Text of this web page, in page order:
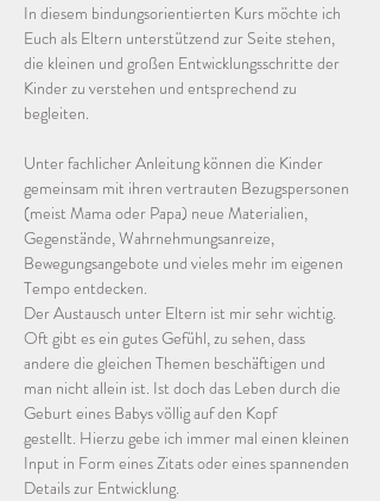
In diesem bindungsorientierten Kurs möchte ich
Euch als Eltern unterstützend zur Seite stehen,
die kleinen und großen Entwicklungsschritte der
Kinder zu verstehen und entsprechend zu
begleiten.
Unter fachlicher Anleitung können die Kinder
gemeinsam mit ihren vertrauten Bezugspersonen
(meist Mama oder Papa) neue Materialien,
Gegenstände, Wahrnehmungsanreize,
Bewegungsangebote und vieles mehr im eigenen
Tempo entdecken.
Der Austausch unter Eltern ist mir sehr wichtig.
Oft gibt es ein gutes Gefühl, zu sehen, dass
andere die gleichen Themen beschäftigen und
man nicht allein ist. Ist doch das Leben durch die
Geburt eines Babys völlig auf den Kopf
gestellt. Hierzu gebe ich immer mal einen kleinen
Input in Form eines Zitats oder eines spannenden
Details zur Entwicklung.